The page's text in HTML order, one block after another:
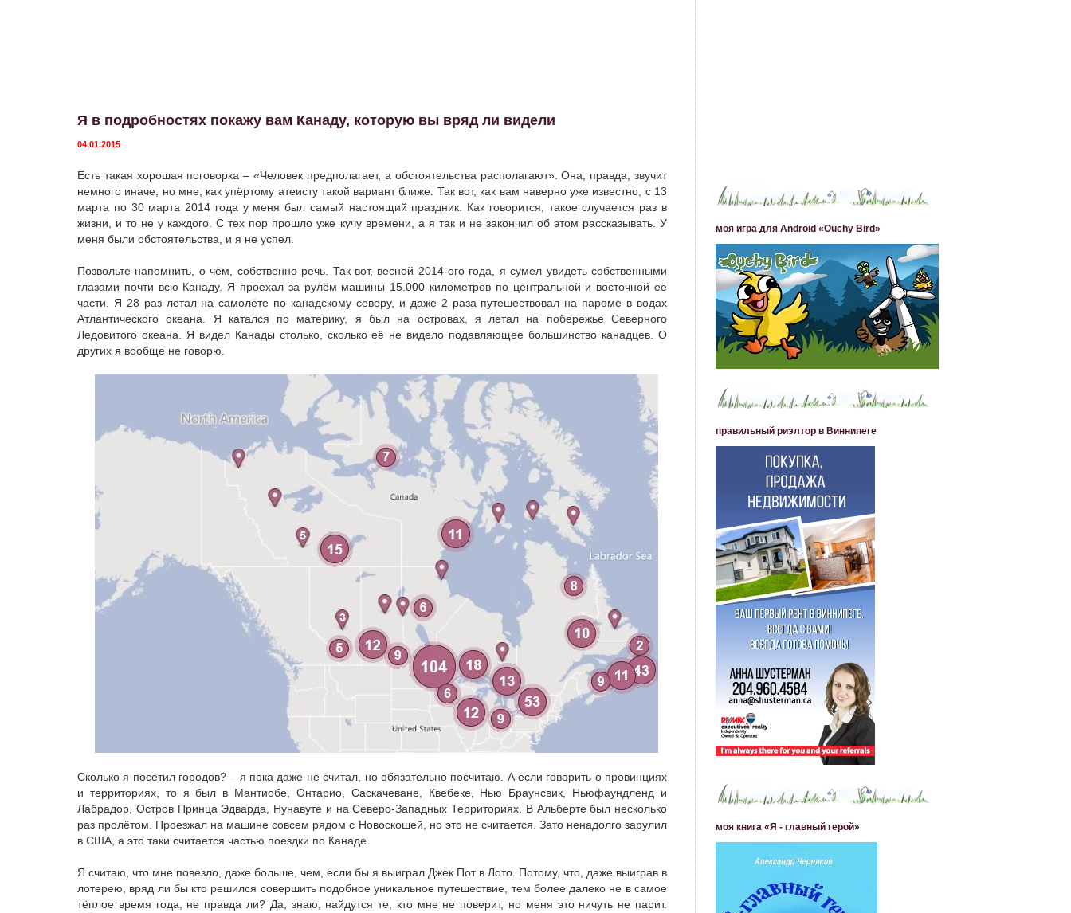
Я в подробностях покажу вам Канаду, которую вы вряд ли видели
04.01.2015
Есть такая хорошая поговорка – «Человек предполагает, а обстоятельства располагают». Она, правда, звучит
немного иначе, но мне, как упёртому атеисту такой вариант ближе. Так вот, как вам наверно уже известно, с 13
марта по 30 марта 2014 года у меня был самый настоящий праздник. Как говорится, такое случается раз в
жизни, и то не у каждого. С тех пор прошло уже кучу времени, а я так и не закончил об этом рассказывать. У
меня были обстоятельства, и я не успел.
Позвольте напомнить, о чём, собственно речь. Так вот, весной 2014-ого года, я сумел увидеть собственными
глазами почти всю Канаду. Я проехал за рулём машины 15.000 километров по центральной и восточной её
части. Я 28 раз летал на самолёте по канадскому северу, и даже 2 раза путешествовал на пароме в водах
Атлантического океана. Я катался по материку, я был на островах, я летал на побережье Северного
Ледовитого океана. Я видел Канады столько, сколько её не видело подавляющее большинство канадцев. О
других я вообще не говорю.
Сколько я посетил городов? – я пока даже не считал, но обязательно посчитаю. А если говорить о провинциях
и территориях, то я был в Мантиобе, Онтарио, Саскачеване, Квебеке, Нью Браунсвик, Ньюфаундленд и
Лабрадор, Остров Принца Эдварда, Нунавуте и на Северо-Западных Территориях. В Альберте был несколько
раз пролётом. Проезжал на машине совсем рядом с Новоскошей, но это не считается. Зато ненадолго зарулил
в США, а это таки считается частью поездки по Канаде.
Я считаю, что мне повезло, даже больше, чем, если бы я выиграл Джек Пот в Лото. Потому, что, даже выиграв в
лотерею, вряд ли бы кто решился совершить подобное уникальное путешествие, тем более далеко не в самое
тёплое время года, не правда ли? Да, знаю, найдутся те, кто мне не поверит, но меня это ничуть не парит.
моя игра для Android «Ouchy Bird»
правильный риэлтор в Виннипеге
моя книга «Я - главный герой»